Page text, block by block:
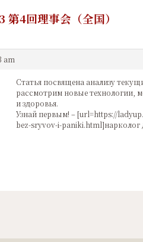
第4回理事会（全国）
am
Статья посвящена анализу
рассмотрим новые технологии,
и здоровья.
Узнай первым! – [url=https://
bez-sryvov-i-